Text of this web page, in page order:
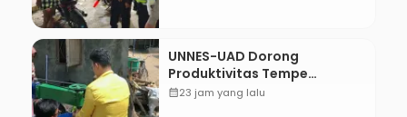
UNNES-UAD Dorong
Produktivitas Tempe
Bungkus Daun Desa Meles,
calendar_month23 jam yang lalu